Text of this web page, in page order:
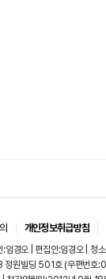
개인정보취급방침
경오 | 편집인:임경오 |
23 정원빌딩 501호 (우